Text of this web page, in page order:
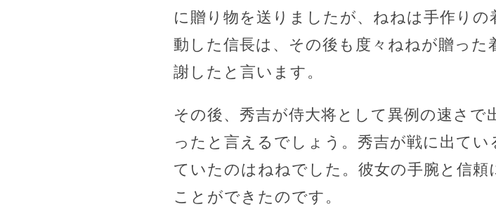
に贈り物を送りましたが、ねねは手作り
動した信長は、その後も度々ねねが贈っ
謝したと言います。
その後、秀吉が侍大将として異例の速さ
ったと言えるでしょう。秀吉が戦に出て
ていたのはねねでした。彼女の手腕と信頼
ことができたのです。